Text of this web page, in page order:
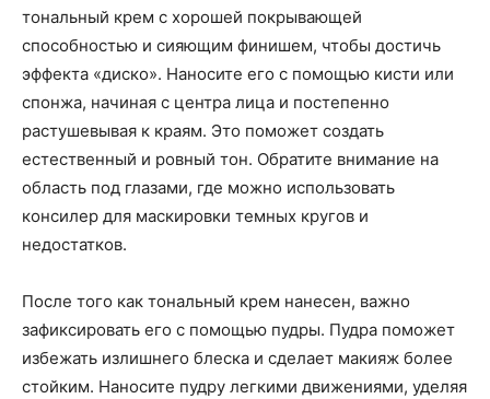
тональный крем с хорошей покрывающей
способностью и сияющим финишем, чтобы достичь
эффекта «диско». Наносите его с помощью кисти или
спонжа, начиная с центра лица и постепенно
растушевывая к краям. Это поможет создать
естественный и ровный тон. Обратите внимание на
область под глазами, где можно использовать
консилер для маскировки темных кругов и
недостатков.
После того как тональный крем нанесен, важно
зафиксировать его с помощью пудры. Пудра поможет
избежать излишнего блеска и сделает макияж более
стойким. Наносите пудру легкими движениями, уделяя